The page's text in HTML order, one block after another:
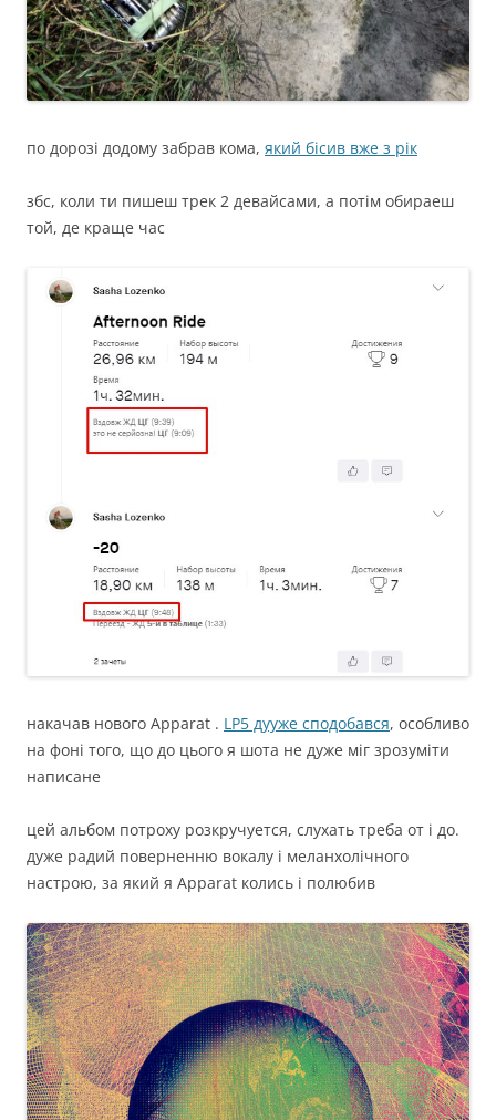
по дорозі додому забрав кома, який бісив вже з рік
збс, коли ти пишеш трек 2 девайсами, а потім обираеш
той, де краще час
накачав нового Apparat . LP5 дууже сподобався, особливо
на фоні того, що до цього я шота не дуже міг зрозуміти
написане
цей альбом потроху розкручуется, слухать треба от і до.
дуже радий поверненню вокалу і меланхолічного
настрою, за який я Apparat колись і полюбив